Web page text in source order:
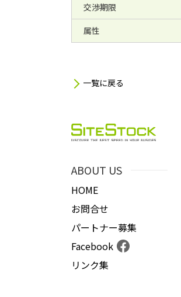
交渉期限
属性
一覧に戻る
ABOUT US
HOME
お問合せ
パートナー募集
Facebook
リンク集